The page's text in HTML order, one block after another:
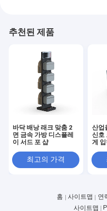
추천된 제품
바닥 배낭 래크 맞춤 2
면 금속 가방 디스플레
이 서드 포 샵
최고의 가격
산업
신호
게
홈 사이트맵 연
사이트맵